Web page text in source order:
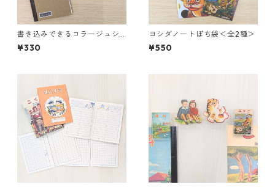
書き込みできるコラージュシ
ール＜全2種＞
¥330
ヨシダノートぽち袋＜全2種＞
¥550